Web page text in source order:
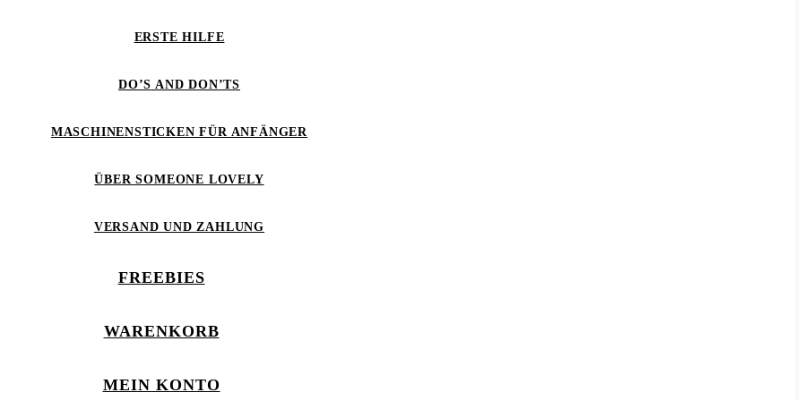
ERSTE HILFE
DO’S AND DON’TS
MASCHINENSTICKEN FÜR ANFÄNGER
ÜBER SOMEONE LOVELY
VERSAND UND ZAHLUNG
FREEBIES
WARENKORB
MEIN KONTO